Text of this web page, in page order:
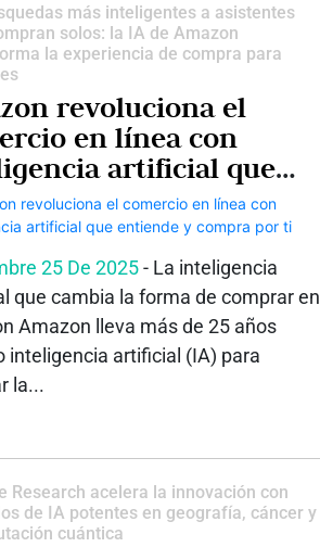
más inteligentes a asistentes
solos: la IA de Amazon
la experiencia de compra para
revoluciona el
en línea con
artificial que
y compra por ti
25 De 2025- La inteligencia
que cambia la forma de comprar en
Amazon lleva más de 25 años
inteligencia artificial (IA) para
la...
Research acelera la innovación con
de IA potentes en geografía, cáncer y
cuántica